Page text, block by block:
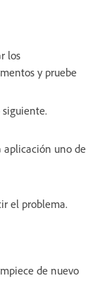
los
y pruebe
aplicación uno de
el problema.
de nuevo